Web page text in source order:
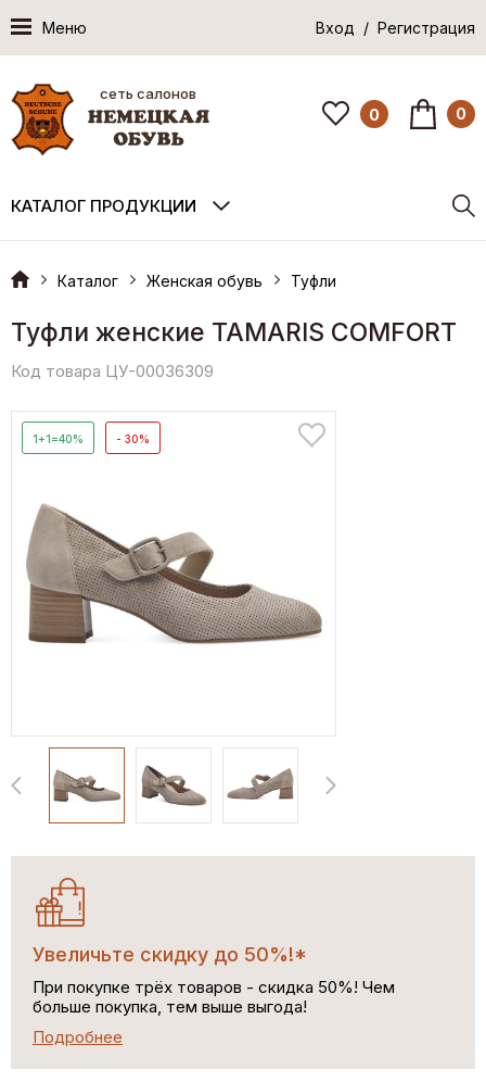
Меню Вход / Регистрация
сеть салонов
0 0
КАТАЛОГ ПРОДУКЦИИ
Каталог Женская обувь Туфли
Туфли женские TAMARIS COMFORT
Код товара ЦУ-00036309
1+1=40% - 30%
Увеличьте скидку до 50%!*
При покупке трёх товаров - скидка 50%! Чем
больше покупка, тем выше выгода!
Подробнее